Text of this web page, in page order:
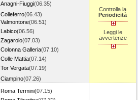
Anagni-Fiuggi(06.35)
Colleferro(06.43)
Valmontone(06.51)
Labico(06.56)
Zagarolo(07.03)
Colonna Galleria(07.10)
Colle Mattia(07.14)
Tor Vergata(07.19)
Ciampino(07.26)
Controlla la
Periodicità
Leggi le
avvertenze
Roma Termini(07.15)